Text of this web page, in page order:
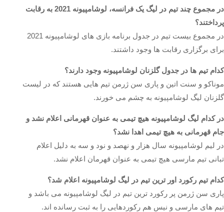
در مجموع چند تیم در لیگ یک فرانسه، لوشامپیونه 2021 به رقابت
پرداختند؟
در مجموع بیست تیم در جدول برنامه بازی های لوشامپیونه 2021
برای برگزاری رقابت ها وجود داشتند.
کدام تیم ها در جدول گلزنان لوشامپیونه وجود دارند؟
موناکو و سنت اتین و پاری سن ژرمن تیم هایی هستند که در لیست
گلزنان لیگ لوشامپیونه به چشم می خورند.
در کدام لیگ لوشامپیونه هیچ تیمی به عنوان قهرمانی اعلام نشد و
جام قهرمانی به هیچ تیمی اهدا نشد؟
در لیم لوشامپیونه سال هزار و نهصد و نود و سه به دلیل اعلام
تبانی تیم مارسی هیچ تیمی به عنوان قهرمان اعلام نشد.
کدام تیم رکورد اور ترین تیم در لیگ لوشامپیونه اعلام شد؟
پاری سن ژرمن پر رکورد ترین تیم در لیگ لوشامپیونه می باشد و
تیم های مارسی و نیس هم رکوردهایی را به ثبت رسانده اند‌.